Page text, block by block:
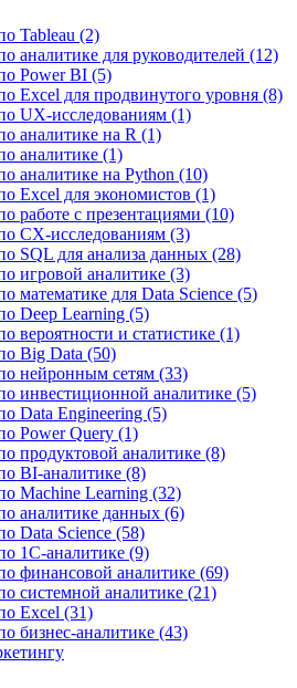
Tableau (2)
аналитике для руководителей (12)
Power BI (5)
Excel для продвинутого уровня (8)
UX‑исследованиям (1)
аналитике на R (1)
аналитике (1)
аналитике на Python (10)
Excel для экономистов (1)
работе с презентациями (10)
CX-исследованиям (3)
SQL для анализа данных (28)
игровой аналитике (3)
математике для Data Science (5)
Deep Learning (5)
вероятности и статистике (1)
Big Data (50)
нейронным сетям (33)
инвестиционной аналитике (5)
Data Engineering (5)
Power Query (1)
продуктовой аналитике (8)
BI‑аналитике (8)
Machine Learning (32)
аналитике данных (6)
Data Science (58)
1С‑аналитике (9)
финансовой аналитике (69)
системной аналитике (21)
Excel (31)
бизнес‑аналитике (43)